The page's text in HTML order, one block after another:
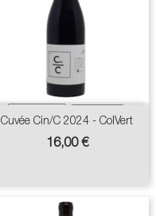
Cuvée Cin/C 2024 - ColVert
Prix
16,00 €